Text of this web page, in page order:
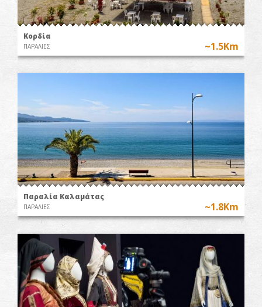
Κορδία
ΠΑΡΑΛΙΕΣ ~1.5Km
Παραλία Καλαμάτας
ΠΑΡΑΛΙΕΣ ~1.8Km